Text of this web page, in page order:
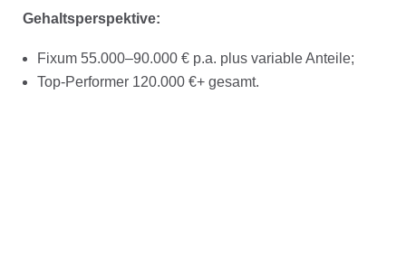
Gehaltsperspektive:
Fixum 55.000–90.000 € p.a. plus variable Anteile;
Top-Performer 120.000 €+ gesamt.